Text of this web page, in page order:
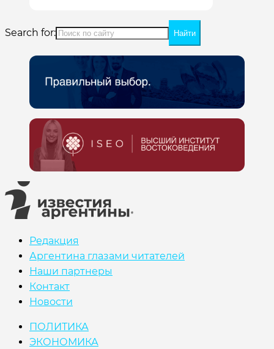
Search for:
Редакция
Аргентина глазами читателей
Наши партнеры
Контакт
Новости
ПОЛИТИКА
ЭКОНОМИКА